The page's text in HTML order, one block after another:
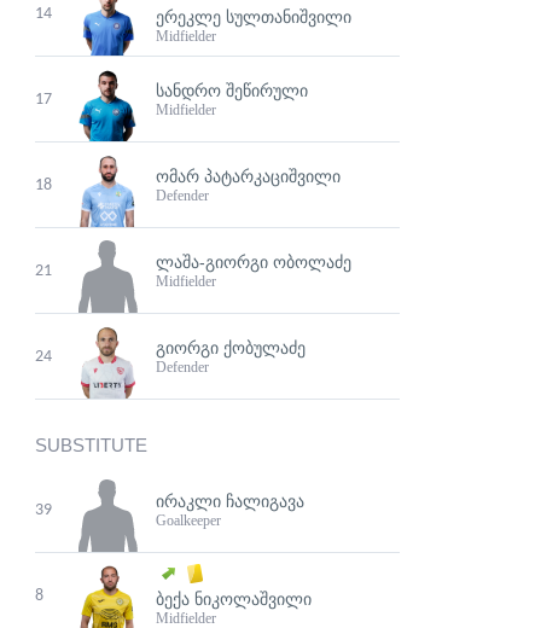
14 ᲔᲠᲔᲙᲚᲔ ᲡᲣᲚᲗᲐᲜᲘᲨᲕᲘᲚᲘ
Midfielder
17 ᲡᲐᲜᲓᲠᲝ ᲨᲔᲬᲘᲠᲣᲚᲘ
Midfielder
18 ᲝᲛᲐᲠ ᲞᲐᲢᲐᲠᲙᲐᲪᲘᲨᲕᲘᲚᲘ
Defender
21 ᲚᲐᲨᲐ-ᲒᲘᲝᲠᲒᲘ ᲝᲑᲝᲚᲐᲫᲔ
Midfielder
24 ᲒᲘᲝᲠᲒᲘ ᲥᲝᲑᲣᲚᲐᲫᲔ
Defender
SUBSTITUTE
39 ᲘᲠᲐᲙᲚᲘ ᲩᲐᲚᲘᲒᲐᲕᲐ
Goalkeeper
8 ᲑᲔᲥᲐ ᲜᲘᲙᲝᲚᲐᲨᲕᲘᲚᲘ
Midfielder